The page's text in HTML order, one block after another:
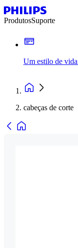
ProdutosSuporte
Um estilo de vida
cabeças de corte